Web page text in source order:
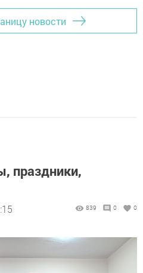
новости
праздники,
839 0 0